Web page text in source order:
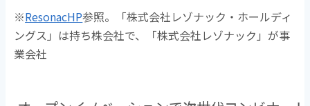
※ResonacHP参照。「株式会社レゾナック・ホールディ
ングス」は持ち株会社で、「株式会社レゾナック」が事
業会社